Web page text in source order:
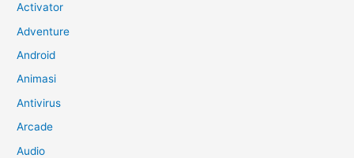
Activator
Adventure
Android
Animasi
Antivirus
Arcade
Audio